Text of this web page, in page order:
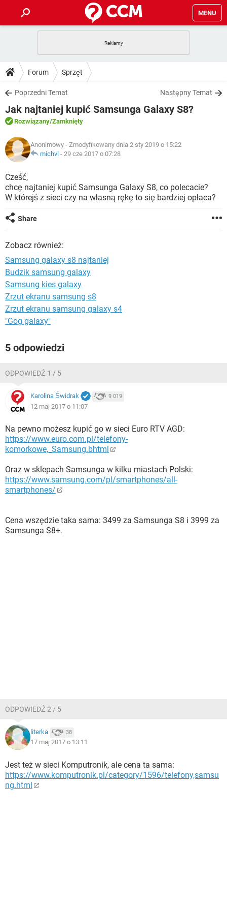
MENU
GRY
SPOTIFY
INSTAGRAM FACEBOOK
WINDOWS 10
PORADY
PlayStation
SPOTIFY
INSTAGRAM
WINDOWS 10
DO POBRANIA
ANDROID TIKTOK
GRY
IOS NETFLIX
INSTAGRAM
WINDOWS 10
FORUM
COVID-19
GRY
INSTAGRAM FACEBOOK
ARTYKUŁY
COVID-19
GRY
SPOTIFY NETFLIX
INSTAGRAM
Forum Sprzęt
Poprzedni Temat Następny Temat
Jak najtaniej kupić Samsunga Galaxy S8?
Rozwiązany/Zamknięty
Anonimowy - Zmodyfikowany dnia 2 sty 2019 o 15:22
michvl - 29 cze 2017 o 07:28
Cześć,
chcę najtaniej kupić Samsunga Galaxy S8, co polecacie?
W którejś z sieci czy na własną rękę to się bardziej opłaca?
Share
Zobacz również:
Samsung galaxy s8 najtaniej
Budzik samsung galaxy
Samsung kies galaxy
Zrzut ekranu samsung s8
Zrzut ekranu samsung galaxy s4
"Gog galaxy"
5 odpowiedzi
ODPOWIEDŹ 1 / 5
Karolina Świdrak 9 019
12 maj 2017 o 11:07
Na pewno możesz kupić go w sieci Euro RTV AGD:
https://www.euro.com.pl/telefony-
komorkowe,_Samsung.bhtml
Oraz w sklepach Samsunga w kilku miastach Polski:
https://www.samsung.com/pl/smartphones/all-
smartphones/
Cena wszędzie taka sama: 3499 za Samsunga S8 i 3999 za
Samsunga S8+.
ODPOWIEDŹ 2 / 5
literka 38
17 maj 2017 o 13:11
Jest też w sieci Komputronik, ale cena ta sama:
https://www.komputronik.pl/category/1596/telefony,samsu
ng.html